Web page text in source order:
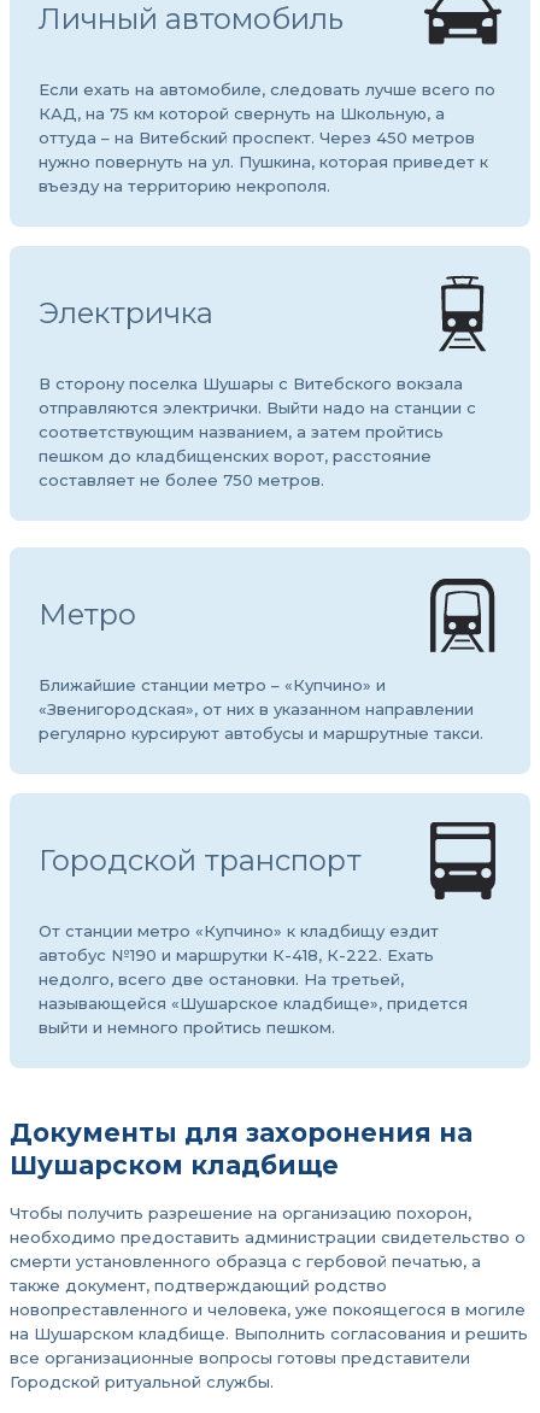
Личный автомобиль
Если ехать на автомобиле, следовать лучше всего по
КАД, на 75 км которой свернуть на Школьную, а
оттуда – на Витебский проспект. Через 450 метров
нужно повернуть на ул. Пушкина, которая приведет к
въезду на территорию некрополя.
Электричка
В сторону поселка Шушары с Витебского вокзала
отправляются электрички. Выйти надо на станции с
соответствующим названием, а затем пройтись
пешком до кладбищенских ворот, расстояние
составляет не более 750 метров.
Метро
Ближайшие станции метро – «Купчино» и
«Звенигородская», от них в указанном направлении
регулярно курсируют автобусы и маршрутные такси.
Городской транспорт
От станции метро «Купчино» к кладбищу ездит
автобус №190 и маршрутки К-418, К-222. Ехать
недолго, всего две остановки. На третьей,
называющейся «Шушарское кладбище», придется
выйти и немного пройтись пешком.
Документы для захоронения на
Шушарском кладбище
Чтобы получить разрешение на организацию похорон,
необходимо предоставить администрации свидетельство о
смерти установленного образца с гербовой печатью, а
также документ, подтверждающий родство
новопреставленного и человека, уже покоящегося в могиле
на Шушарском кладбище. Выполнить согласования и решить
все организационные вопросы готовы представители
Городской ритуальной службы.